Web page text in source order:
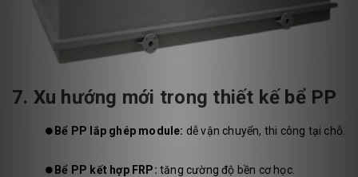
7. Xu hướng mới trong thiết kế bể PP
⏺️ Bể PP lắp ghép module: dễ vận chuyển, thi công tại chỗ.
⏺️ Bể PP kết hợp FRP: tăng cường độ bền cơ học.